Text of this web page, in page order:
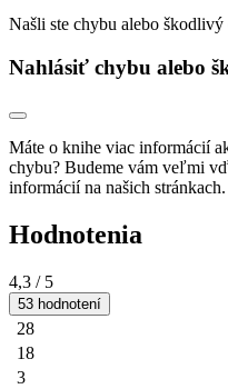
Našli ste chybu alebo škodlivý
Nahlásiť chybu alebo
Máte o knihe viac informácií
chybu? Budeme vám veľmi
informácií na našich stránkach.
Hodnotenia
4,3 / 5
53 hodnotení
28
18
3